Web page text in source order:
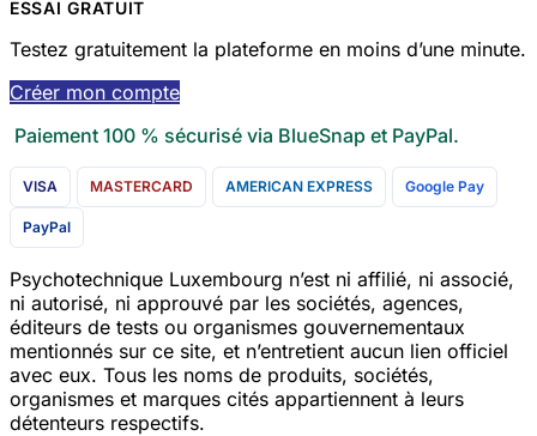
ESSAI GRATUIT
Testez gratuitement la plateforme en moins d’une minute.
Créer mon compte
Paiement 100 % sécurisé via BlueSnap et PayPal.
VISA MASTERCARD AMERICAN EXPRESS Google Pay
PayPal
Psychotechnique Luxembourg n’est ni affilié, ni associé,
ni autorisé, ni approuvé par les sociétés, agences,
éditeurs de tests ou organismes gouvernementaux
mentionnés sur ce site, et n’entretient aucun lien officiel
avec eux. Tous les noms de produits, sociétés,
organismes et marques cités appartiennent à leurs
détenteurs respectifs.